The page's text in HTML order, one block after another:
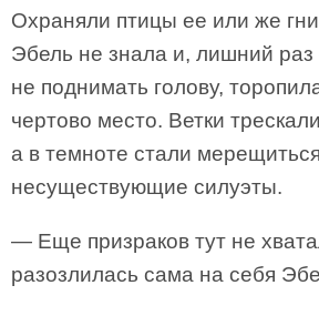
Охраняли птицы ее или же
Эбель не знала и, лишний раз
не поднимать голову,
чертово место. Ветки
а в темноте стали мерещиться
несуществующие силуэты.
— Еще призраков тут не
разозлилась сама на себя